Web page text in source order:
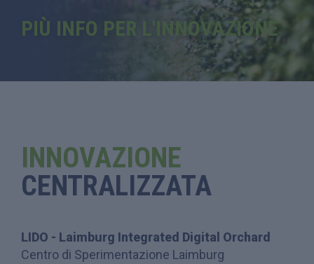
PIÙ INFO PER L'INNOVAZIONE
INNOVAZIONE
CENTRALIZZATA
LIDO - Laimburg Integrated Digital Orchard
Centro di Sperimentazione Laimburg